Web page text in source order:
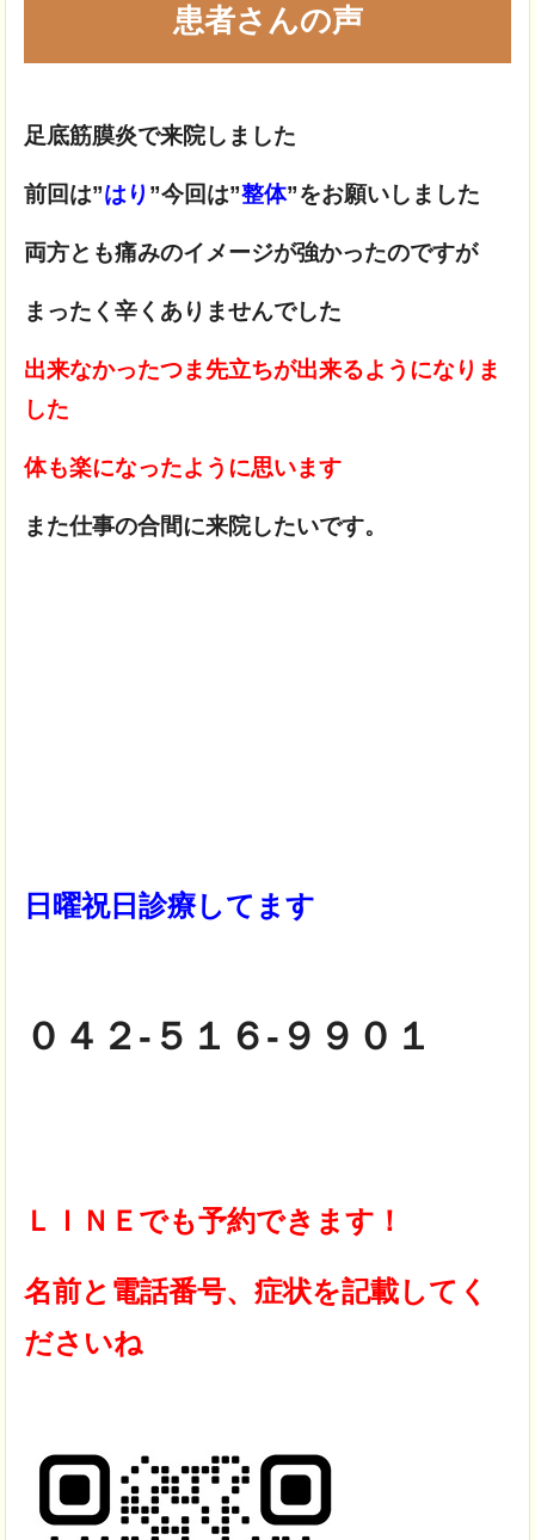
患者さんの声
足底筋膜炎で来院しました
前回は”はり ”今回は”整体”をお願いしました
両方とも痛みのイメージが強かったのですが
まったく辛くありませんでした
出来なかったつま先立ちが出来るようになりま
した
体も楽になったように思います
また仕事の合間に来院したいです。
日曜祝日診療してます
０４２-５１６-９９０１
ＬＩＮＥでも予約できます！
名前と電話番号、症状を記載してく
ださいね